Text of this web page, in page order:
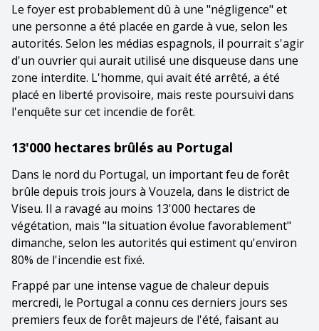
Le foyer est probablement dû à une "négligence" et
une personne a été placée en garde à vue, selon les
autorités. Selon les médias espagnols, il pourrait s'agir
d'un ouvrier qui aurait utilisé une disqueuse dans une
zone interdite. L'homme, qui avait été arrêté, a été
placé en liberté provisoire, mais reste poursuivi dans
l'enquête sur cet incendie de forêt.
13'000 hectares brûlés au Portugal
Dans le nord du Portugal, un important feu de forêt
brûle depuis trois jours à Vouzela, dans le district de
Viseu. Il a ravagé au moins 13'000 hectares de
végétation, mais "la situation évolue favorablement"
dimanche, selon les autorités qui estiment qu'environ
80% de l'incendie est fixé.
Frappé par une intense vague de chaleur depuis
mercredi, le Portugal a connu ces derniers jours ses
premiers feux de forêt majeurs de l'été, faisant au